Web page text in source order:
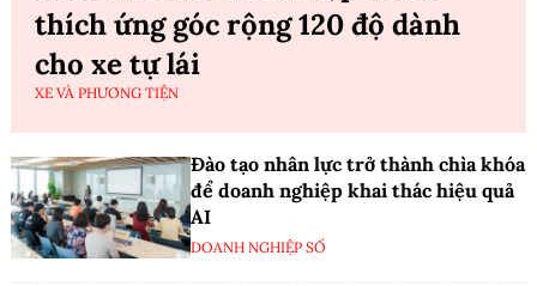
thích ứng góc rộng 120 độ dành
cho xe tự lái
XE VÀ PHƯƠNG TIỆN
Đào tạo nhân lực trở thành chìa khóa
để doanh nghiệp khai thác hiệu quả
AI
DOANH NGHIỆP SỐ